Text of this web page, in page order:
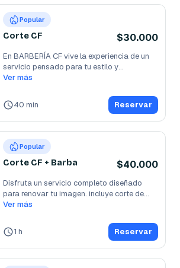
Popular
Corte CF $30.000
En BARBERÍA CF vive la experiencia de un
servicio pensado para tu estilo y...
Ver más
40 min Reservar
Popular
Corte CF + Barba $40.000
Disfruta un servicio completo diseñado
para renovar tu imagen. incluye corte de...
Ver más
1 h Reservar